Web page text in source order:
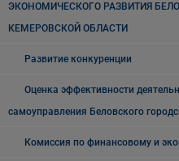
ЭКОНОМИЧЕСКОГО РАЗВИТИЯ
КЕМЕРОВСКОЙ ОБЛАСТИ
Развитие конкуренции
Оценка эффективности
самоуправления Беловского
Комиссия по финансовому и